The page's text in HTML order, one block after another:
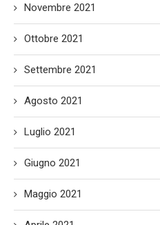
Novembre 2021
Ottobre 2021
Settembre 2021
Agosto 2021
Luglio 2021
Giugno 2021
Maggio 2021